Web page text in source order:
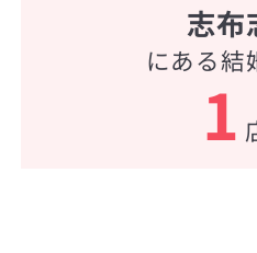
志布
にある結
1